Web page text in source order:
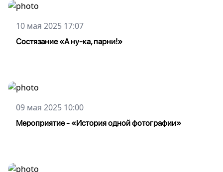
10 мая 2025 17:07
Состязание «А ну-ка, парни!»
09 мая 2025 10:00
Мероприятие - «История одной фотографии»